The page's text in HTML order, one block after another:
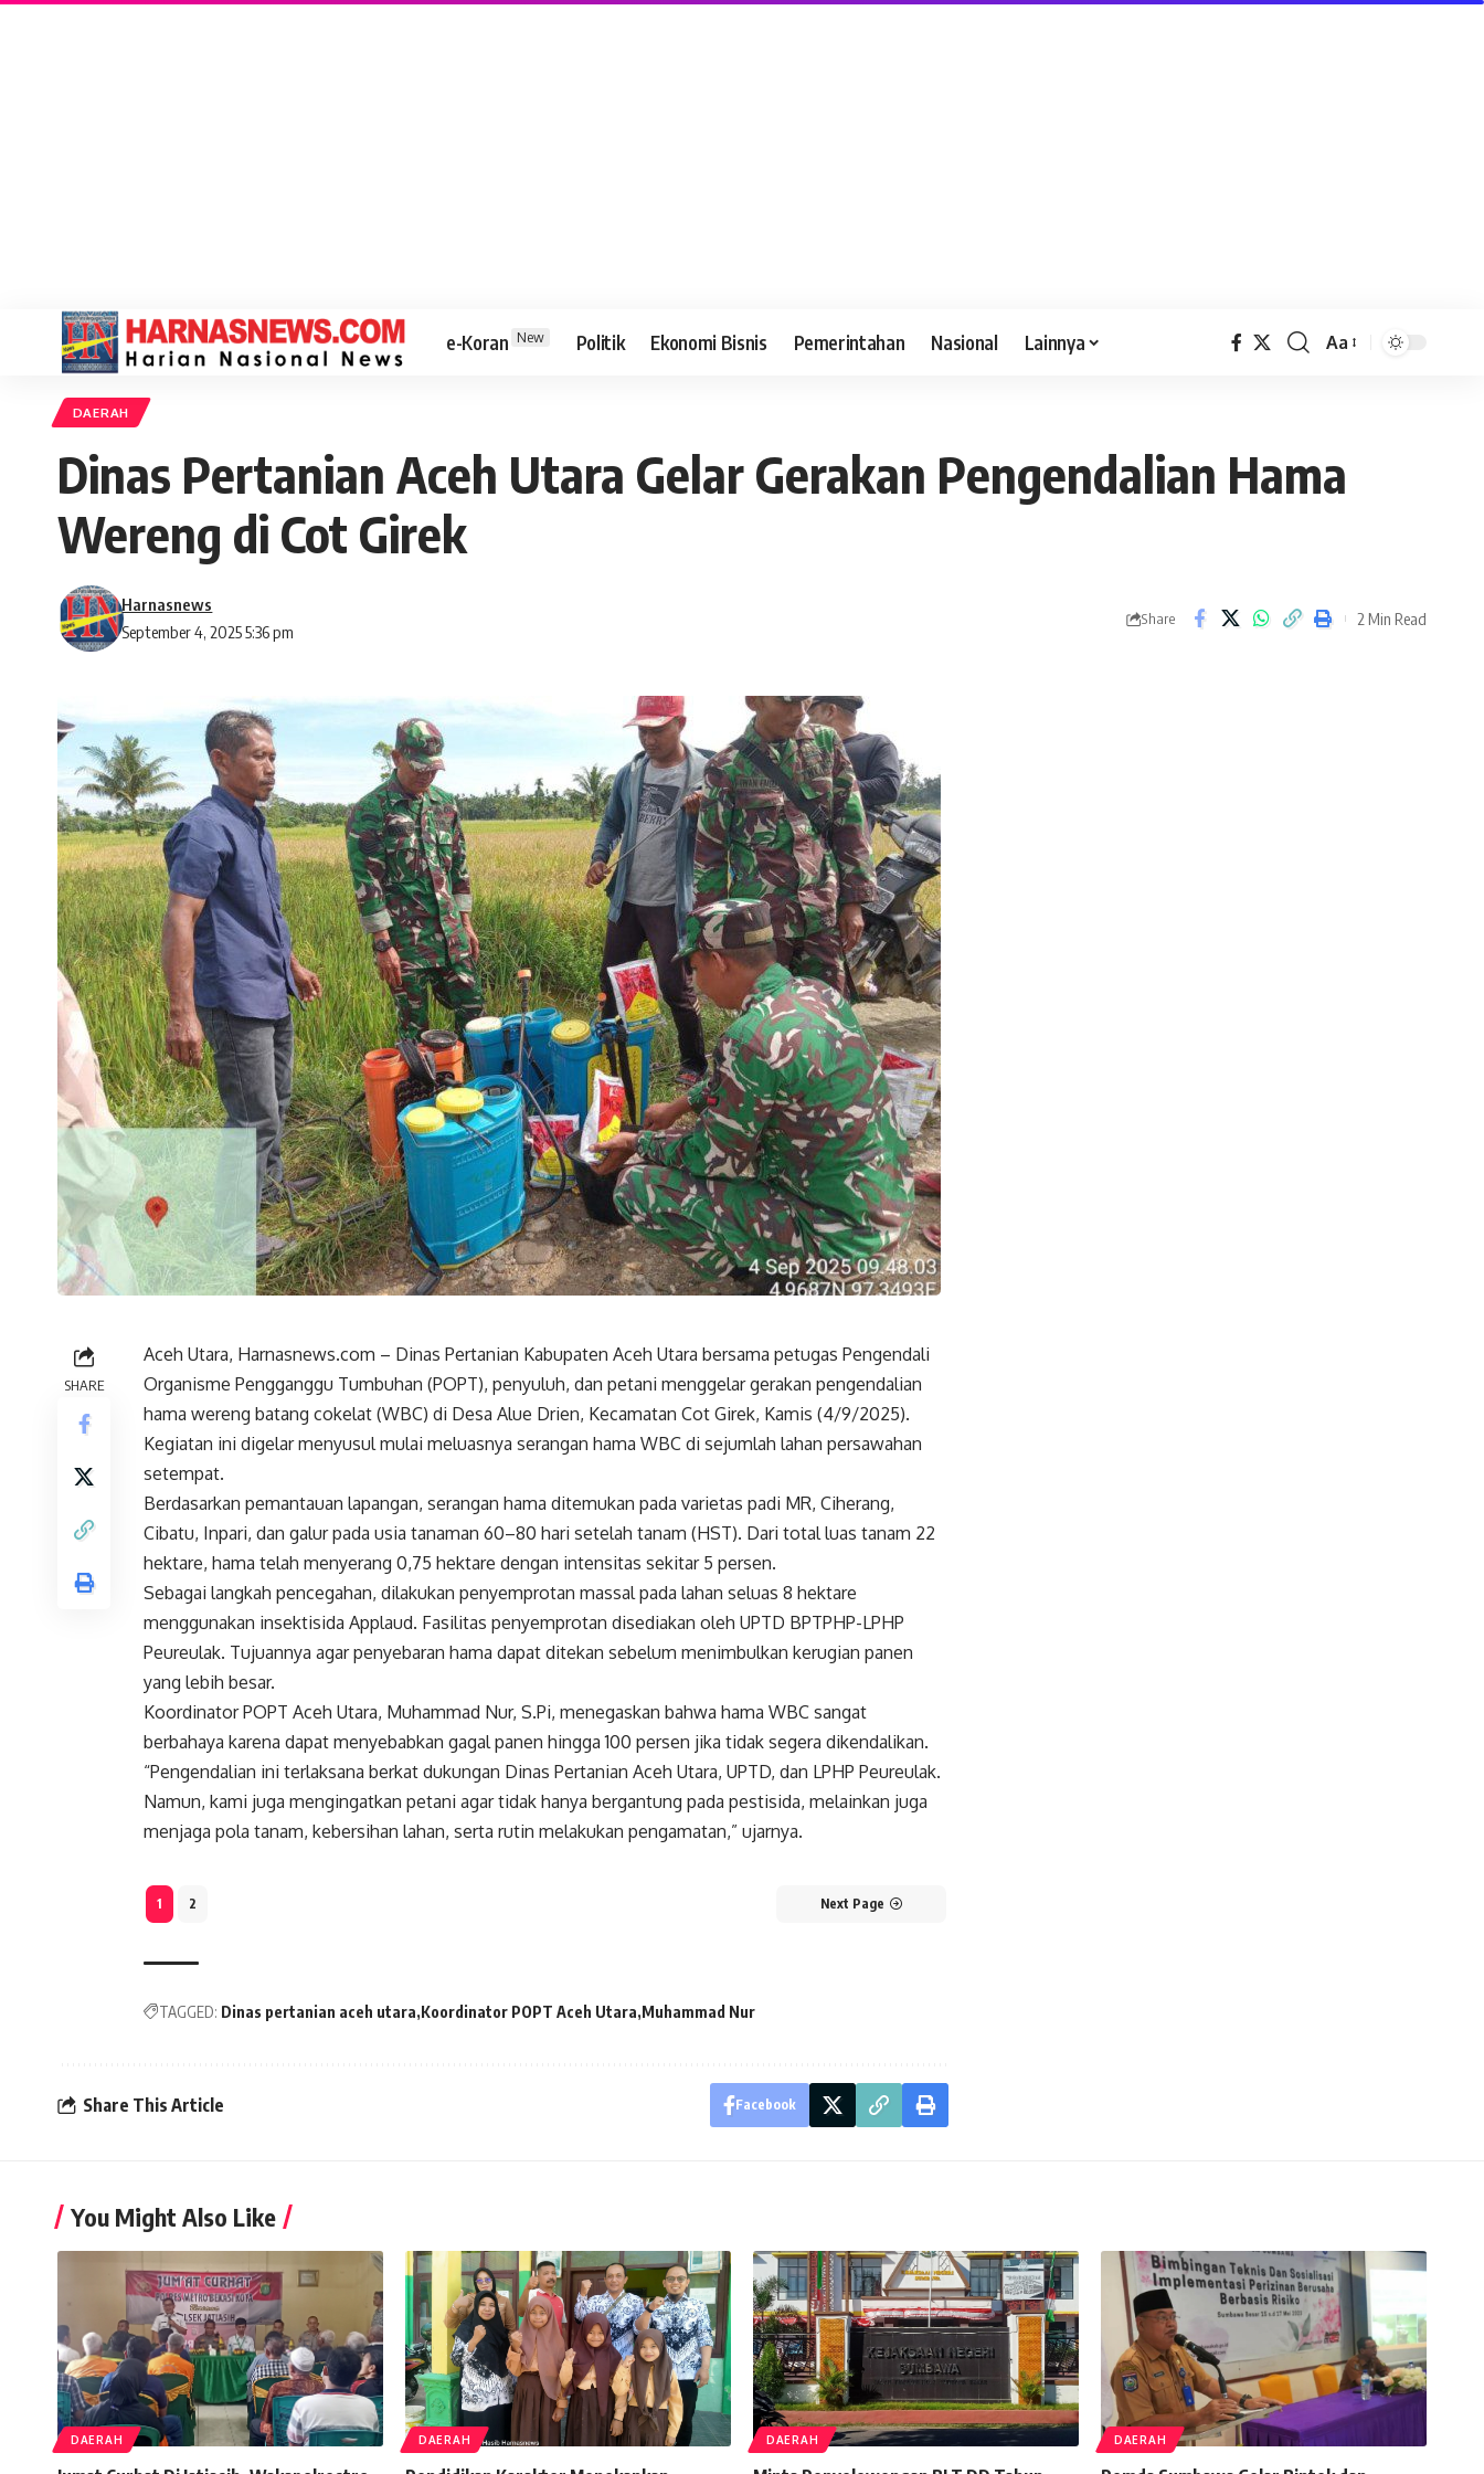
e-Koran New Politik Ekonomi Bisnis Pemerintahan Nasional Lainnya Aa
DAERAH
Dinas Pertanian Aceh Utara Gelar Gerakan Pengendalian Hama
Wereng di Cot Girek
September 4, 2025 5:36 pm
Harnasnews
Share 2 Min Read
SHARE
Aceh Utara, Harnasnews.com – Dinas Pertanian Kabupaten Aceh Utara bersama petugas Pengendali
Organisme Pengganggu Tumbuhan (POPT), penyuluh, dan petani menggelar gerakan pengendalian
hama wereng batang cokelat (WBC) di Desa Alue Drien, Kecamatan Cot Girek, Kamis (4/9/2025).
Kegiatan ini digelar menyusul mulai meluasnya serangan hama WBC di sejumlah lahan persawahan
setempat.
Berdasarkan pemantauan lapangan, serangan hama ditemukan pada varietas padi MR, Ciherang,
Cibatu, Inpari, dan galur pada usia tanaman 60–80 hari setelah tanam (HST). Dari total luas tanam 22
hektare, hama telah menyerang 0,75 hektare dengan intensitas sekitar 5 persen.
Sebagai langkah pencegahan, dilakukan penyemprotan massal pada lahan seluas 8 hektare
menggunakan insektisida Applaud. Fasilitas penyemprotan disediakan oleh UPTD BPTPHP-LPHP
Peureulak. Tujuannya agar penyebaran hama dapat ditekan sebelum menimbulkan kerugian panen
yang lebih besar.
Koordinator POPT Aceh Utara, Muhammad Nur, S.Pi, menegaskan bahwa hama WBC sangat
berbahaya karena dapat menyebabkan gagal panen hingga 100 persen jika tidak segera dikendalikan.
“Pengendalian ini terlaksana berkat dukungan Dinas Pertanian Aceh Utara, UPTD, dan LPHP Peureulak.
Namun, kami juga mengingatkan petani agar tidak hanya bergantung pada pestisida, melainkan juga
menjaga pola tanam, kebersihan lahan, serta rutin melakukan pengamatan,” ujarnya.
1 2 Next Page
TAGGED: Dinas pertanian aceh utara Koordinator POPT Aceh Utara Muhammad Nur
Share This Article Facebook
You Might Also Like
DAERAH DAERAH DAERAH DAERAH